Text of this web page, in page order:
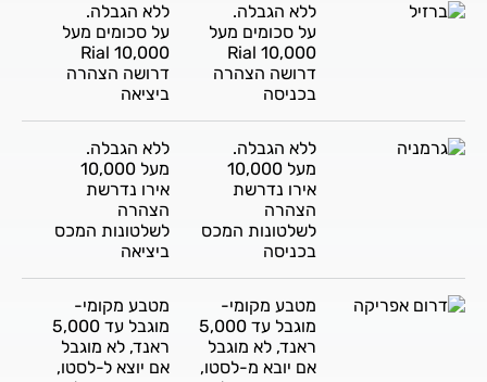
ללא הגבלה.
על סכומים מעל
10,000 Rial
דרושה הצהרה
בכניסה
ללא הגבלה.
על סכומים מעל
10,000 Rial
דרושה הצהרה
ביציאה
ללא הגבלה.
מעל 10,000
אירו נדרשת
הצהרה
לשלטונות המכס
בכניסה
ללא הגבלה.
מעל 10,000
אירו נדרשת
הצהרה
לשלטונות המכס
ביציאה
מטבע מקומי-
מוגבל עד 5,000
ראנד, לא מוגבל
אם יובא מ-לסטו,
מטבע מקומי-
מוגבל עד 5,000
ראנד, לא מוגבל
אם יוצא ל-לסטו,